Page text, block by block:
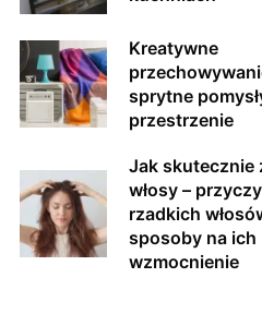
Kreatywne
sprytne
przestrzenie
Jak skutecznie
włosy –
rzadkich
sposoby na ich
wzmocnienie